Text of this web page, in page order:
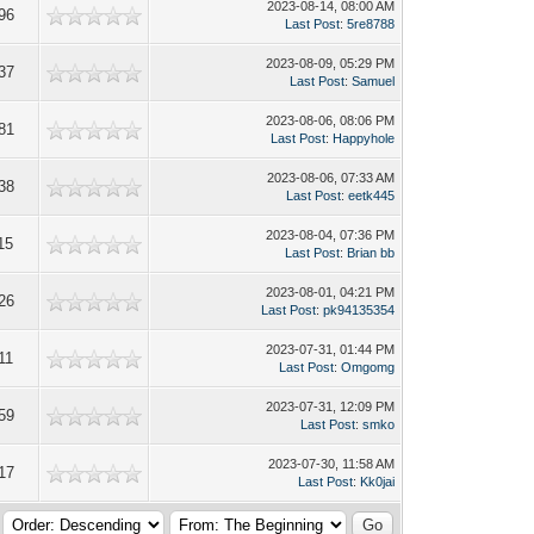
2023-08-14, 08:00 AM
Last Post:5re8788
2023-08-09, 05:29 PM
Last Post:Samuel
2023-08-06, 08:06 PM
Last Post: Happyhole
2023-08-06, 07:33 AM
Last Post:eetk445
2023-08-04, 07:36 PM
Last Post: Brian bb
2023-08-01, 04:21 PM
Last Post:pk94135354
2023-07-31, 01:44 PM
Last Post:Omgomg
2023-07-31, 12:09 PM
Last Post:smko
2023-07-30, 11:58 AM
Last Post: Kk0jai